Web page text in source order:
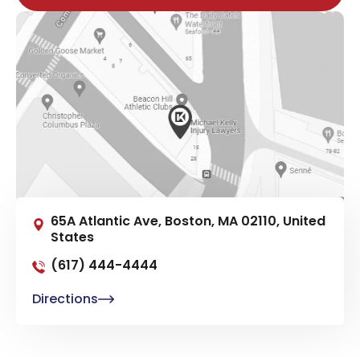
65A Atlantic Ave, Boston, MA 02110, United
States
(617) 444-4444
Directions